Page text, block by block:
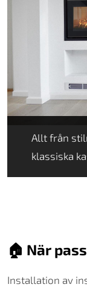
Allt från
klassiska
🏠 När
Installation av